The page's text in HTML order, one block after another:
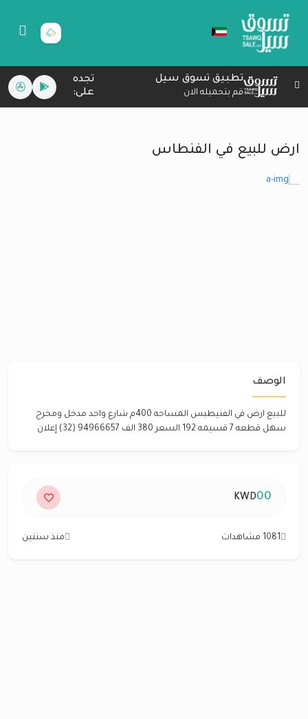
تطبيق تسوق سيل
قم بتحميله الان
تجده
على:
ارض للبيع في الفنطاس
الوصف
للبيع ارض في الفنيطيس المساحه 400م شارع واحد مدخل ومخرج
سهل قطعه 7 قسيمه 192 السعر 380 الف 94966657 (32) إعلان
00
KWD
1081 مشاهدات منذ سنتين